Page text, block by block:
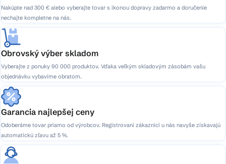
Nakúpte nad 300 € alebo vyberajte tovar s ikonou dopravy zadarmo a doručenie
nechajte kompletne na nás.
Obrovský výber skladom
Vyberajte z ponuky 90 000 produktov. Vďaka veľkým skladovým zásobám vašu
objednávku vybavíme obratom.
Garancia najlepšej ceny
Odoberáme tovar priamo od výrobcov. Registrovaní zákazníci u nás navyše získavajú
automatickú zľavu až 5 %.